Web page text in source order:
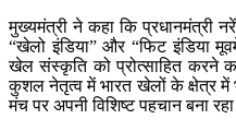
मुख्यमंत्री ने कहा कि प्रधानमंत्री
“खेलो इंडिया” और “फिट इंडिया
खेल संस्कृति को प्रोत्साहित करने
कुशल नेतृत्व में भारत खेलों के क्षेत्र में
मंच पर अपनी विशिष्ट पहचान बना